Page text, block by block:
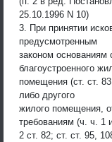
25.10.1996 N 10)
3. При принятии
предусмотренным
законом основаниям
благоустроенного
помещения (ст. ст.
либо другого
жилого помещения,
требованиям (ч. ч. 1
2 ст. 82; ст. ст. 95,